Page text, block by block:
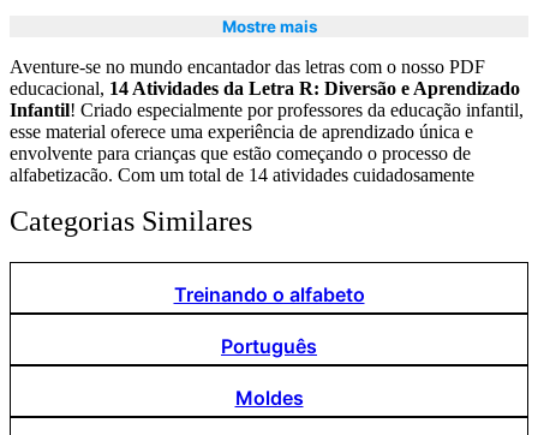
Mostre mais
Aventure-se no mundo encantador das letras com o nosso PDF
educacional, 14 Atividades da Letra R: Diversão e Aprendizado
Infantil! Criado especialmente por professores da educação infantil,
esse material oferece uma experiência de aprendizado única e
envolvente para crianças que estão começando o processo de
alfabetização. Com um total de 14 atividades cuidadosamente
aprimora a coordenação motora dos pequenos. Ideal para crianças a
partir de 6 anos, este recurso educativo guiado busca fortalecer
habilidades essenciais de forma lúdica e instigante.
Categorias Similares
Treinando o alfabeto
Português
Moldes